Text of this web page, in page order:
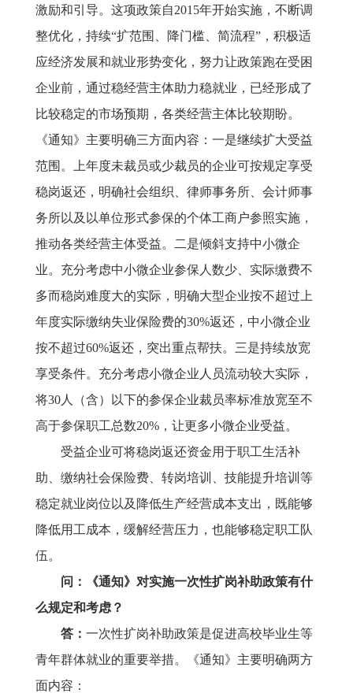
激励和引导。这项政策自2015年开始实施，不断调
整优化，持续“扩范围、降门槛、简流程”，积极适
应经济发展和就业形势变化，努力让政策跑在受困
企业前，通过稳经营主体助力稳就业，已经形成了
比较稳定的市场预期，各类经营主体比较期盼。
《通知》主要明确三方面内容：一是继续扩大受益
范围。上年度未裁员或少裁员的企业可按规定享受
稳岗返还，明确社会组织、律师事务所、会计师事
务所以及以单位形式参保的个体工商户参照实施，
推动各类经营主体受益。二是倾斜支持中小微企
业。充分考虑中小微企业参保人数少、实际缴费不
多而稳岗难度大的实际，明确大型企业按不超过上
年度实际缴纳失业保险费的30%返还，中小微企业
按不超过60%返还，突出重点帮扶。三是持续放宽
享受条件。充分考虑小微企业人员流动较大实际，
将30人（含）以下的参保企业裁员率标准放宽至不
高于参保职工总数20%，让更多小微企业受益。
受益企业可将稳岗返还资金用于职工生活补
助、缴纳社会保险费、转岗培训、技能提升培训等
稳定就业岗位以及降低生产经营成本支出，既能够
降低用工成本，缓解经营压力，也能够稳定职工队
伍。
问：《通知》对实施一次性扩岗补助政策有什
么规定和考虑？
答：一次性扩岗补助政策是促进高校毕业生等
青年群体就业的重要举措。《通知》主要明确两方
面内容：